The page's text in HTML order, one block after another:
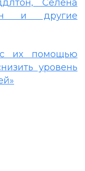
Селена
и другие
с их помощью
уровень